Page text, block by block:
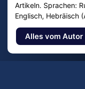
Artikeln. Sprachen:
Englisch, Hebräisch
Alles vom Autor